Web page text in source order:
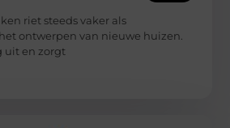
riet steeds vaker als
ontwerpen van nieuwe huizen.
uit en zorgt